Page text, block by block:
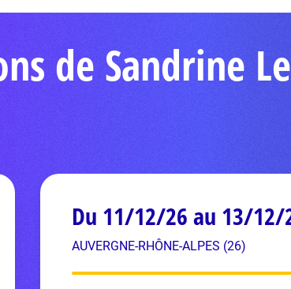
de Sandrine
Du 11/12/26 au 13/12/
AUVERGNE-RHÔNE-ALPES (26)